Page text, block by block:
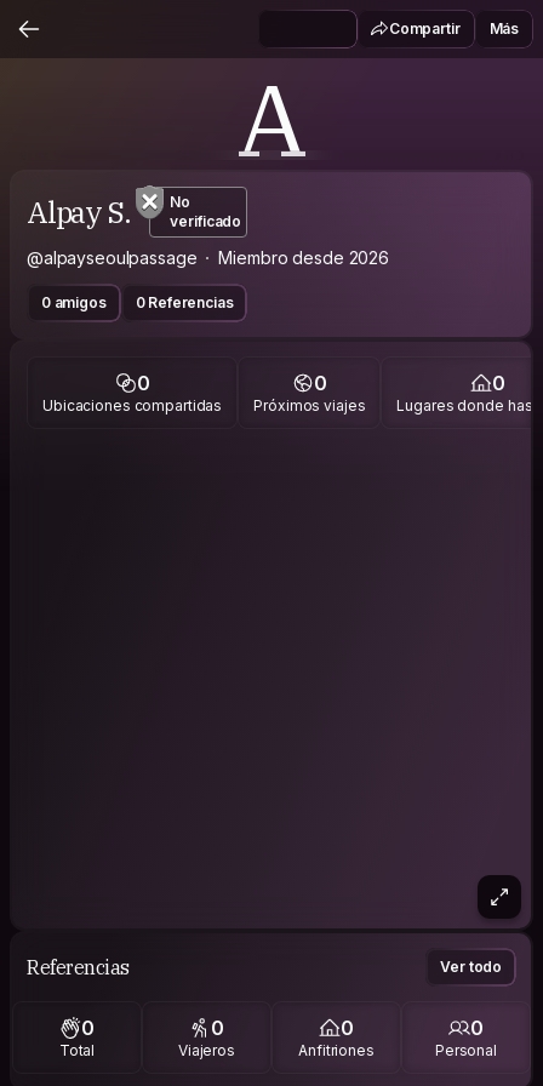
Compartir Más
A
Alpay S.
No
verificado
@alpayseoulpassage Miembro desde 2026
0 amigos 0 Referencias
0
Ubicaciones compartidas
0
Próximos viajes
0
Lugares donde has
Referencias Ver todo
0
Total
0
Viajeros
0
Anfitriones
0
Personal